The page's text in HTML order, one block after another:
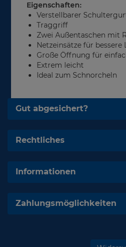
Eigenschaften:
Verstellbarer
Traggriff
Zwei Außentaschen mit
Netzeinsätze für
Große Öffnung für
Extrem leicht
Ideal zum Schnorcheln
Gut abgesichert?
Rechtliches
Informationen
Zahlungsmöglichkeiten